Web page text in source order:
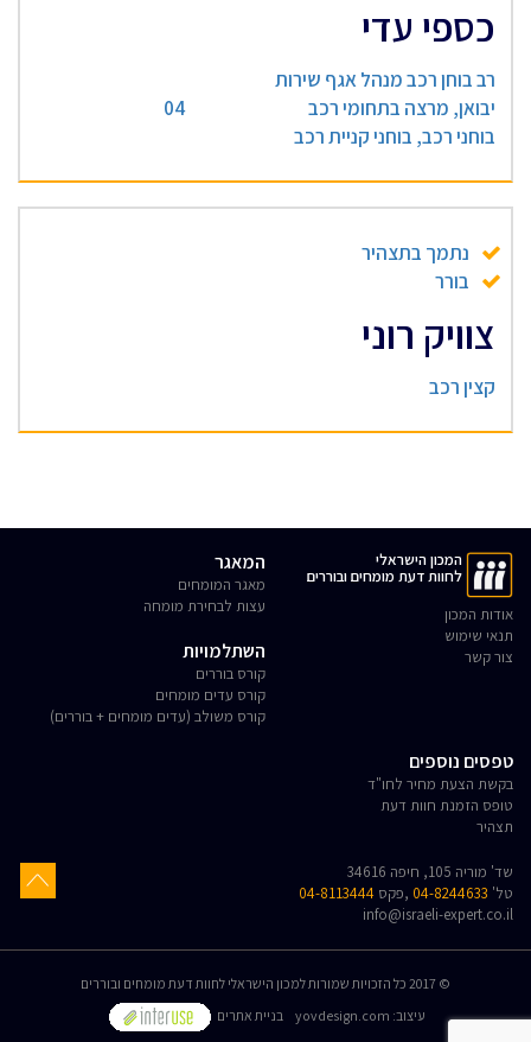
כספי עדי
רב בוחן רכב מנהל אגף שירות
יבואן, מרצה בתחומי רכב
בוחני רכב, בוחני קניית רכב
04
נתמך בתצהיר
בורר
צוויק רוני
קצין רכב
המכון הישראלי
לחוות דעת מומחים ובוררים
אודות המכון
תנאי שימוש
צור קשר
המאגר
מאגר המומחים
עצות לבחירת מומחה
השתלמויות
קורס בוררים
קורס עדים מומחים
קורס משולב (עדים מומחים + בוררים)
טפסים נוספים
בקשת הצעת מחיר לחו"ד
טופס הזמנת חוות דעת
תצהיר
שד' מוריה 105, חיפה 34616
טל' 04-8244633 ,פקס 04-8113444
info@israeli-expert.co.il
© 2017 כל הזכויות שמורות למכון הישראלי לחוות דעת מומחים ובוררים
בניית אתרים
yovdesign.com :עיצוב